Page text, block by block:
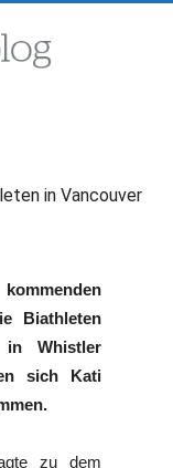
in Vancouver
Biathleten
in Whistler
sich Kati
zu dem